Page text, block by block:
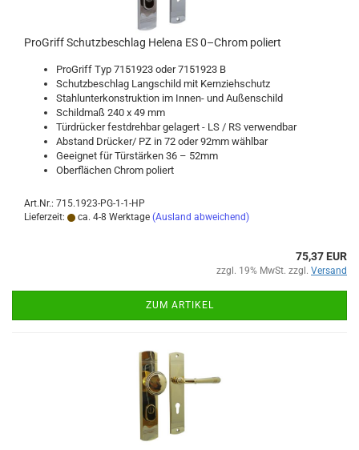
Pro­Griff Schutz­be­schlag He­le­na ES 0–Chrom po­liert
Pro­Griff Typ 7151923 oder 7151923 B
Schutz­be­schlag Lang­schild mit Kern­zieh­schutz
Stahl­un­ter­kon­struk­ti­on im Innen-​ und Au­ßen­schild
Schild­maß 240 x 49 mm
Tür­drü­cker fest­dreh­bar ge­la­gert - LS / RS ver­wend­bar
Ab­stand Drü­cker/ PZ in 72 oder 92mm wähl­bar
Ge­eig­net für Tür­stär­ken 36 – 52mm
Ober­flä­chen Chrom po­liert
Art.Nr.: 715.1923-PG-1-1-HP
Lieferzeit:
ca. 4-8 Werktage (Ausland abweichend)
75,37 EUR
zzgl. 19% MwSt. zzgl. Versand
ZUM ARTIKEL